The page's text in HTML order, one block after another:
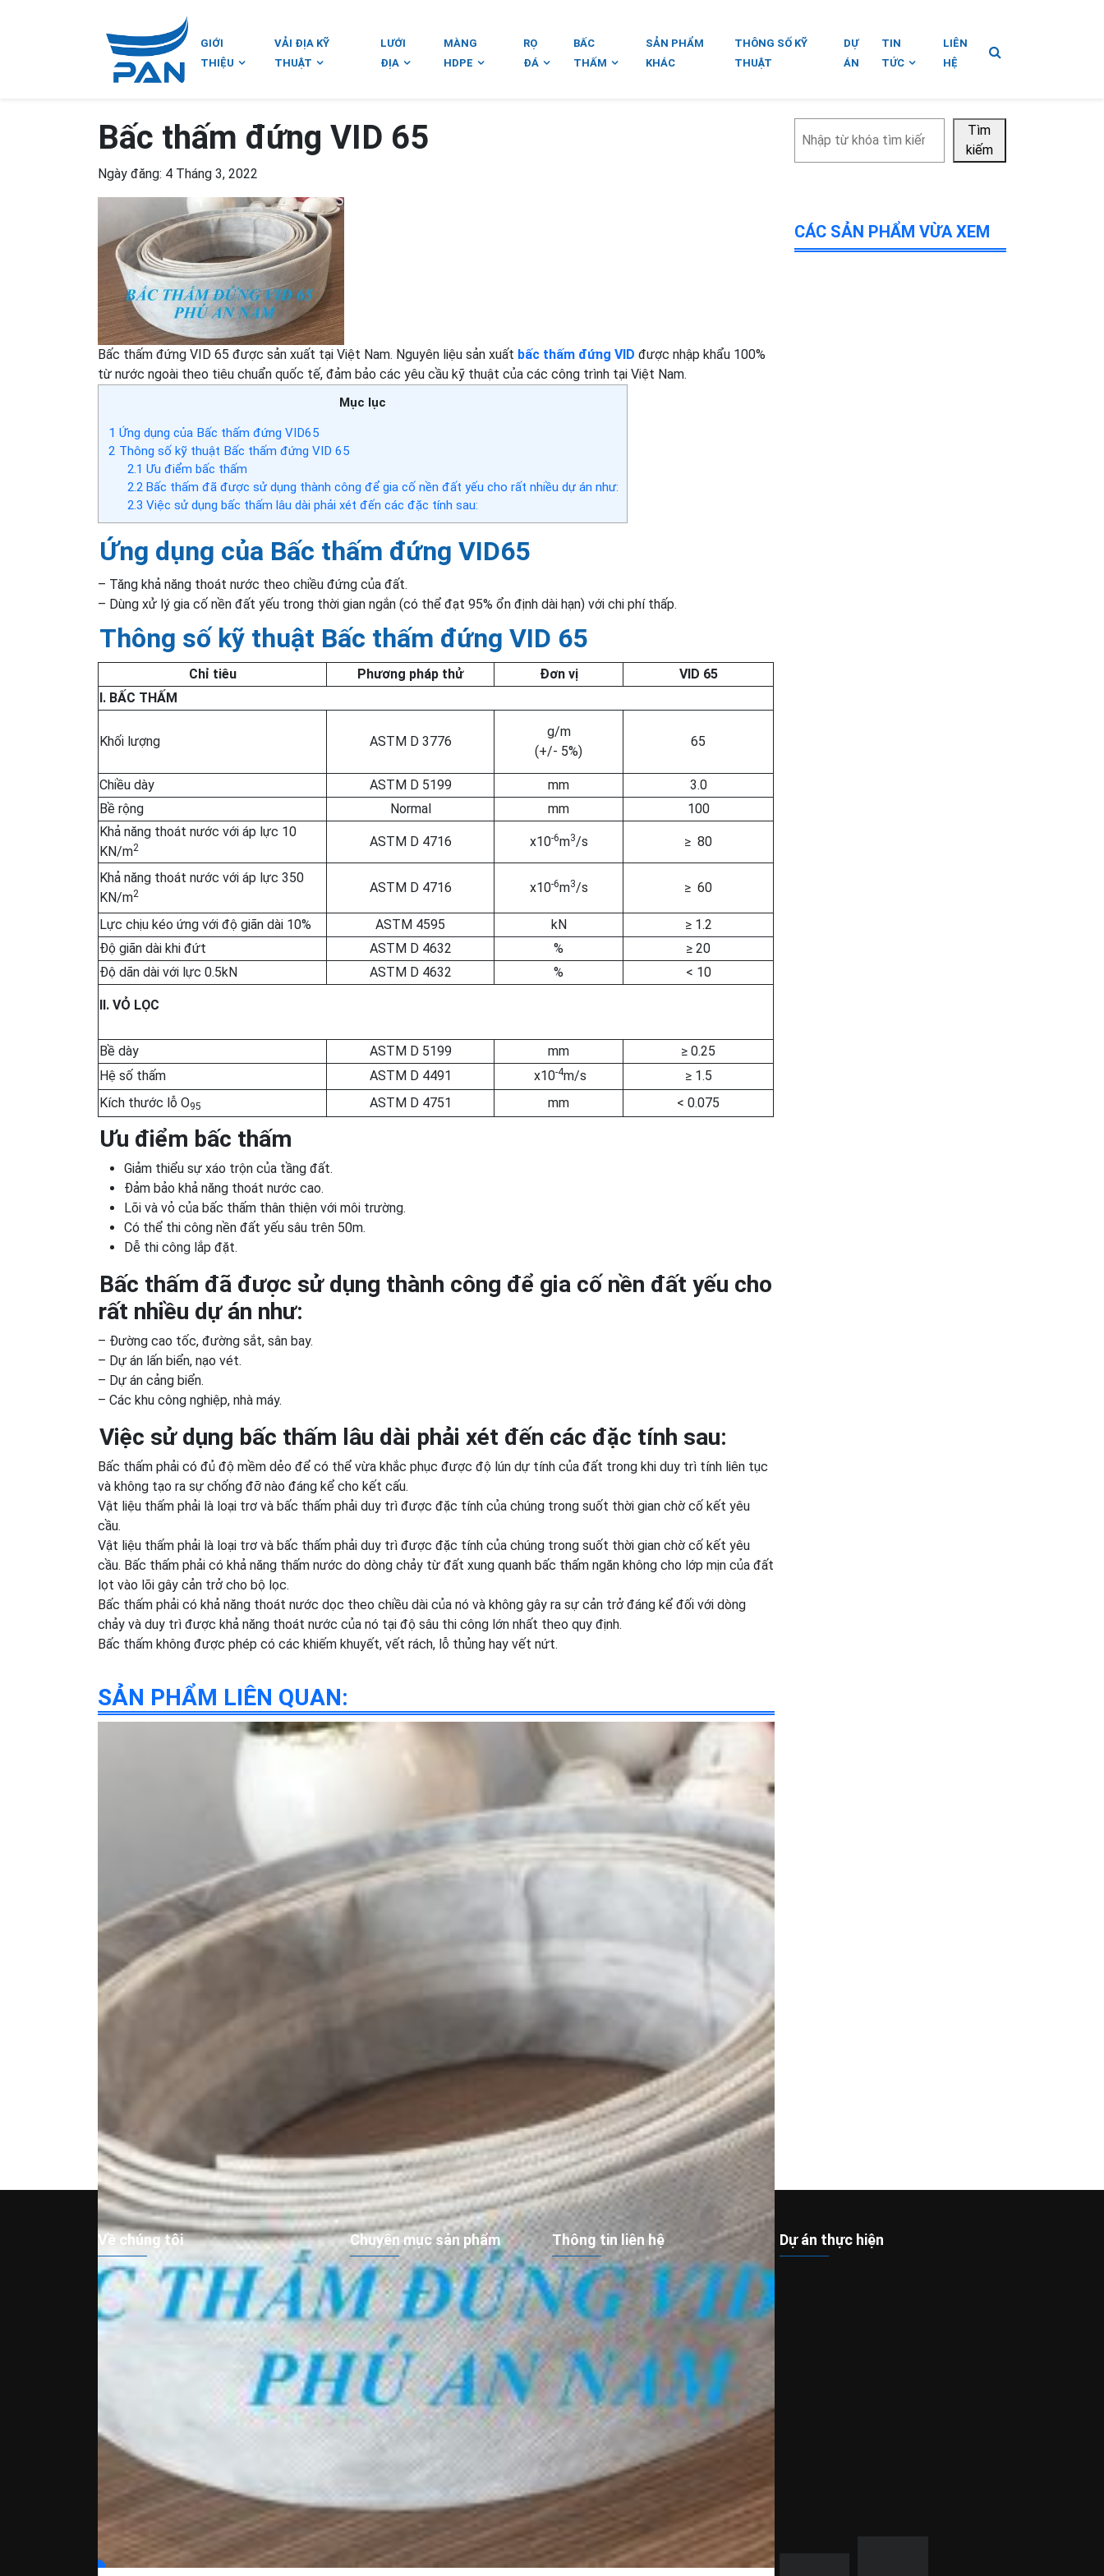
GIỚI
THIỆU
VẢI ĐỊA KỸ
THUẬT
LƯỚI
ĐỊA
MÀNG
HDPE
RỌ
ĐÁ
BẤC
THẤM
SẢN PHẨM
KHÁC
THÔNG SỐ KỸ
THUẬT
DỰ
ÁN
TIN
TỨC
LIÊN
HỆ
Bấc thấm đứng VID 65
Ngày đăng: 4 Tháng 3, 2022
Bấc thấm đứng VID 65 được sản xuất tại Việt Nam. Nguyên liệu sản xuất bấc thấm đứng VID được nhập khẩu 100%
từ nước ngoài theo tiêu chuẩn quốc tế, đảm bảo các yêu cầu kỹ thuật của các công trình tại Việt Nam.
Mục lục
1 Ứng dụng của Bấc thấm đứng VID65
2 Thông số kỹ thuật Bấc thấm đứng VID 65
2.1 Ưu điểm bấc thấm
2.2Bấc thấm đã được sử dụng thành công để gia cố nền đất yếu cho rất nhiều dự án như:
2.3 Việc sử dụng bấc thấm lâu dài phải xét đến các đặc tính sau:
Ứng dụng của Bấc thấm đứng VID65
– Tăng khả năng thoát nước theo chiều đứng của đất.
– Dùng xử lý gia cố nền đất yếu trong thời gian ngắn (có thể đạt 95% ổn định dài hạn) với chi phí thấp.
Thông số kỹ thuật Bấc thấm đứng VID 65
Chỉ tiêu Phương pháp thử Đơn vị
VID 65
I. BẤC THẤM
Khối lượng ASTM D 3776
g/m
(+/- 5%)
65
Chiều dày ASTM D 5199 mm
3.0
Bề rộng
Normal mm
100
Khả năng thoát nước với áp lực 10
KN/m2 ASTM D 4716 x10-6m3/s ≥ 80
Khả năng thoát nước với áp lực 350
KN/m2 ASTM D 4716 x10-6m3/s ≥ 60
Lực chịu kéo ứng với độ giãn dài 10% ASTM 4595 kN
≥ 1.2
Độ giãn dài khi đứt
ASTM D 4632 %
≥ 20
Độ dãn dài với lực 0.5kN
ASTM D 4632 % < 10
II. VỎ LỌC
Bề dày ASTM D 5199 mm
≥ 0.25
Hệ số thấm
ASTM D 4491 x10-4m/s
≥ 1.5
Kích thước lỗ O95 ASTM D 4751 mm < 0.075
Ưu điểm bấc thấm
Giảm thiểu sự xáo trộn của tầng đất.
Đảm bảo khả năng thoát nước cao.
Lõi và vỏ của bấc thấm thân thiện với môi trường.
Có thể thi công nền đất yếu sâu trên 50m.
Dễ thi công lắp đặt.
Bấc thấm đã được sử dụng thành công để gia cố nền đất yếu cho
rất nhiều dự án như:
– Đường cao tốc, đường sắt, sân bay.
– Dự án lấn biển, nạo vét.
– Dự án cảng biển.
– Các khu công nghiệp, nhà máy.
Việc sử dụng bấc thấm lâu dài phải xét đến các đặc tính sau:
Bấc thấm phải có đủ độ mềm dẻo để có thể vừa khắc phục được độ lún dự tính của đất trong khi duy trì tính liên tục
và không tạo ra sự chống đỡ nào đáng kể cho kết cấu.
Vật liệu thấm phải là loại trơ và bấc thấm phải duy trì được đặc tính của chúng trong suốt thời gian chờ cố kết yêu
cầu.
Vật liệu thấm phải là loại trơ và bấc thấm phải duy trì được đặc tính của chúng trong suốt thời gian chờ cố kết yêu
cầu. Bấc thấm phải có khả năng thấm nước do dòng chảy từ đất xung quanh bấc thấm ngăn không cho lớp mịn của đất
lọt vào lõi gây cản trở cho bộ lọc.
Bấc thấm phải có khả năng thoát nước dọc theo chiều dài của nó và không gây ra sự cản trở đáng kể đối với dòng
chảy và duy trì được khả năng thoát nước của nó tại độ sâu thi công lớn nhất theo quy định.
Bấc thấm không được phép có các khiếm khuyết, vết rách, lỗ thủng hay vết nứt.
SẢN PHẨM LIÊN QUAN:
kiếm
Tìm
kiếm
CÁC SẢN PHẨM VỪA XEM
Về chúng tôi
Công ty TNHH Xây Dựng và Thương Mại
Phú An Nam chuyên cung cấp các sản
phẩm vải địa kỹ thuật, bấc thấm đứng, bấc
thấm ngang, màng chống thấm HDPE và rọ
đá hàng đầu tại miền nam Việt Nam.
Những sản phẩm trên được sử dụng chủ
yếu cho các công trình giao thông, thủy lợi,
môi trường và thủy sản.
Chuyên mục sản phẩm
Vải địa kỹ thuật
Màng HDPE
Rọ đá
Bấc Thấm
Sản phẩm khác
Thông tin liên hệ
83 Trương Vĩnh Ký, Phường Phú Thọ
Hòa, TP. HCM
Mon - Sat: 8:00 - 17:30
028.3974.2858
0915.378.118
salesp.phuannam@gmail.com
Dự án thực hiện